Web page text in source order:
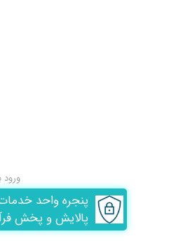
ورود
پنجره واحد
پالایش و پخش